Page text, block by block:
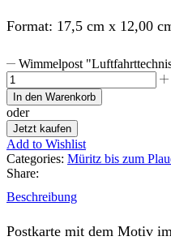
Format: 17,5 cm x 12,00
Wimmelpost
In den Warenkorb
oder
Jetzt kaufen
Add to Wishlist
Categories: Müritz bis zum
Share:
Beschreibung
Postkarte mit dem Motiv